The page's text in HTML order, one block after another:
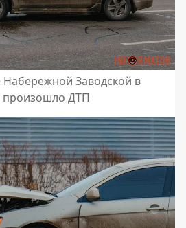
Заводской в
произошло ДТП